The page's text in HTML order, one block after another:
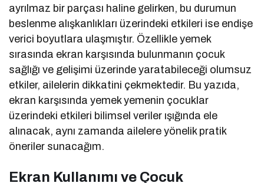
ayrılmaz bir parçası haline gelirken, bu durumun
beslenme alışkanlıkları üzerindeki etkileri ise endişe
verici boyutlara ulaşmıştır. Özellikle yemek
sırasında ekran karşısında bulunmanın çocuk
sağlığı ve gelişimi üzerinde yaratabileceği olumsuz
etkiler, ailelerin dikkatini çekmektedir. Bu yazıda,
ekran karşısında yemek yemenin çocuklar
üzerindeki etkileri bilimsel veriler ışığında ele
alınacak, aynı zamanda ailelere yönelik pratik
öneriler sunacağım.
Ekran Kullanımı ve Çocuk